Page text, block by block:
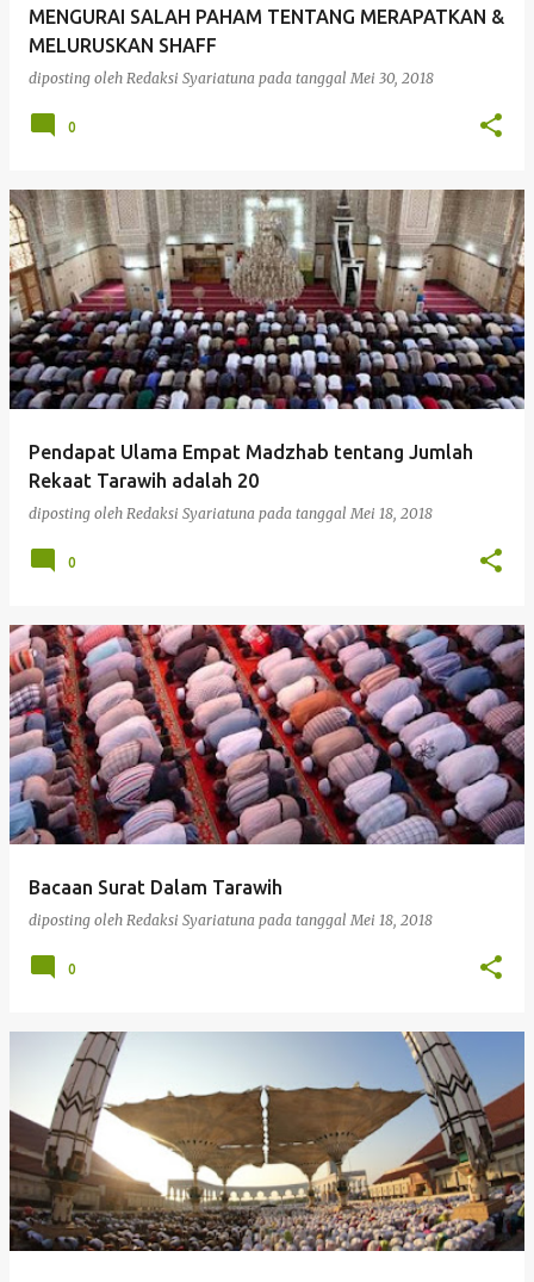
MENGURAI SALAH PAHAM TENTANG MERAPATKAN &
MELURUSKAN SHAFF
diposting oleh Redaksi Syariatuna pada tanggalMei 30, 2018
0
Pendapat Ulama Empat Madzhab tentang Jumlah
Rekaat Tarawih adalah 20
diposting oleh Redaksi Syariatuna pada tanggalMei 18, 2018
0
Bacaan Surat Dalam Tarawih
diposting oleh Redaksi Syariatuna pada tanggalMei 18, 2018
0